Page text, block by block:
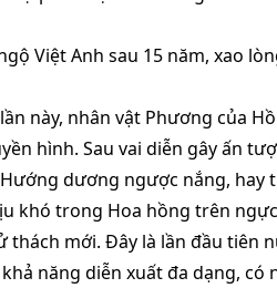
Việt Anh sau 15 năm, xao
này, nhân vật Phương của
hình. Sau vai diễn gây ấn
dương ngược nắng, hay
khó trong Hoa hồng trên
thách mới. Đây là lần đầu tiên
năng diễn xuất đa dạng,